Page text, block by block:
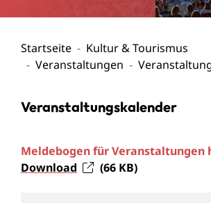
Startseite
Kultur & Tourismus
Veranstaltungen
Veranstaltungskalender
Meldebogen für Veranstaltungen
Download
(66 KB)